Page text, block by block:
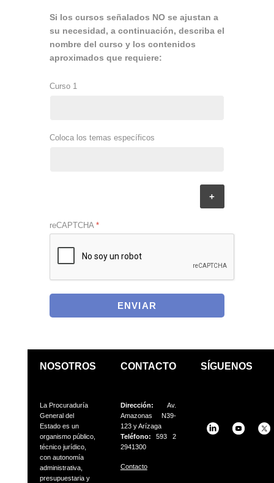
Si los cursos señalados NO se ajustan a
su necesidad, a continuación, describa el
nombre del curso y los contenidos
aproximados que requiere:
Curso 1
Coloca los temas específicos
+
reCAPTCHA *
ENVIAR
NOSOTROS
La Procuraduría
General del
Estado es un
organismo público,
técnico jurídico,
con autonomía
administrativa,
presupuestaria y
CONTACTO
Dirección: Av.
Amazonas N39-
123 y Arízaga
Teléfono:593 2
2941300
Contacto
SÍGUENOS